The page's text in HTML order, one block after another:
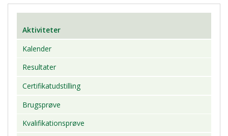
Aktiviteter
Kalender
Resultater
Certifikatudstilling
Brugsprøve
Kvalifikationsprøve